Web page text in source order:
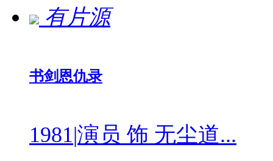
有片源
书剑恩仇录
1981|演员 饰 无尘道...